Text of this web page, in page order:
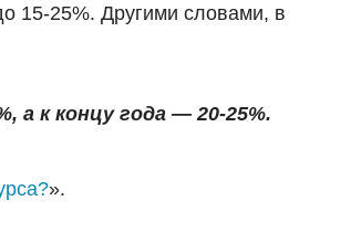
15-25%. Другими словами, в
а к концу года — 20-25%.
».